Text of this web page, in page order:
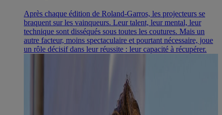
Après chaque édition de Roland-Garros, les projecteurs se
braquent sur les vainqueurs. Leur talent, leur mental, leur
technique sont disséqués sous toutes les coutures. Mais un
autre facteur, moins spectaculaire et pourtant nécessaire, joue
un rôle décisif dans leur réussite : leur capacité à récupérer.